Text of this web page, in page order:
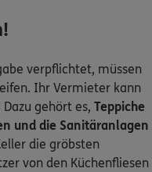
(gebührenfrei)
verpflichtet, müssen
Ihr Vermieter kann
gehört es, Teppiche
und die Sanitäranlagen
die gröbsten
von den Küchenfliesen